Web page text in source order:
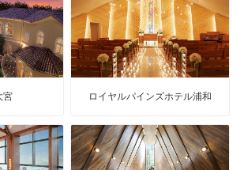
宮 ロイヤルパインズホテル浦和